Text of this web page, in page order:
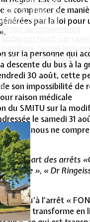
Plan de situation
Hambois
Projet de lotissements
Hambois, rappel
Le lotissement Hambois
« compenser de
par la loi pour
sur la personne qui
descente du bus à la
30 août, cette
son impossibilité de
raison médicale
du SMITU sur la
le samedi 31
dont nous ne
au départ des arrêts
», « Dr
jusqu’à l’arrêt «
ci se transforme en